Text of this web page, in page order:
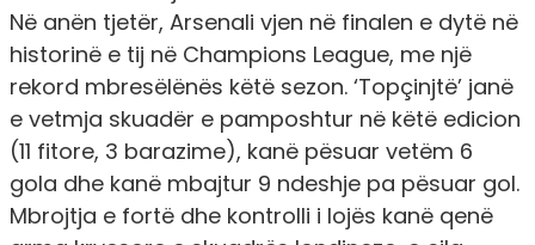
Në anën tjetër, Arsenali vjen në finalen e dytë në
historinë e tij në Champions League, me një
rekord mbresëlënës këtë sezon. ‘Topçinjtë’ janë
e vetmja skuadër e pamposhtur në këtë edicion
(11 fitore, 3 barazime), kanë pësuar vetëm 6
gola dhe kanë mbajtur 9 ndeshje pa pësuar gol.
Mbrojtja e fortë dhe kontrolli i lojës kanë qenë